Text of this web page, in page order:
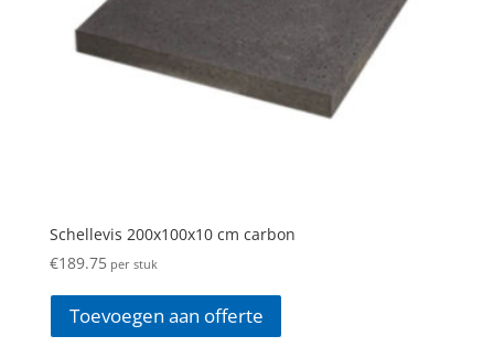
Schellevis 200x100x10 cm carbon
€189.75per stuk
Toevoegen aan offerte